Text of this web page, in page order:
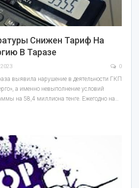
Снижен Тариф На
В Таразе
0
выявила нарушение в деятельности ГКП
а именно невыполнение условий
на 58,4 миллиона тенге. Ежегодно на…